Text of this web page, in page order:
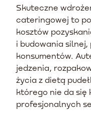
Skuteczne
cateringowej to
kosztów
i budowania
konsumentów.
jedzenia,
życia z dietą
którego nie da się
profesjonalnych